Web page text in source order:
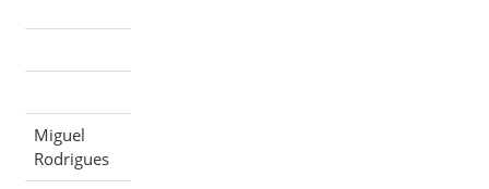
Miguel
Rodrigues